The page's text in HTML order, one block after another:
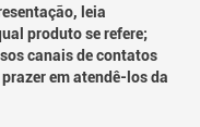
leia
produto se refere;
canais de contatos
em atendê-los da